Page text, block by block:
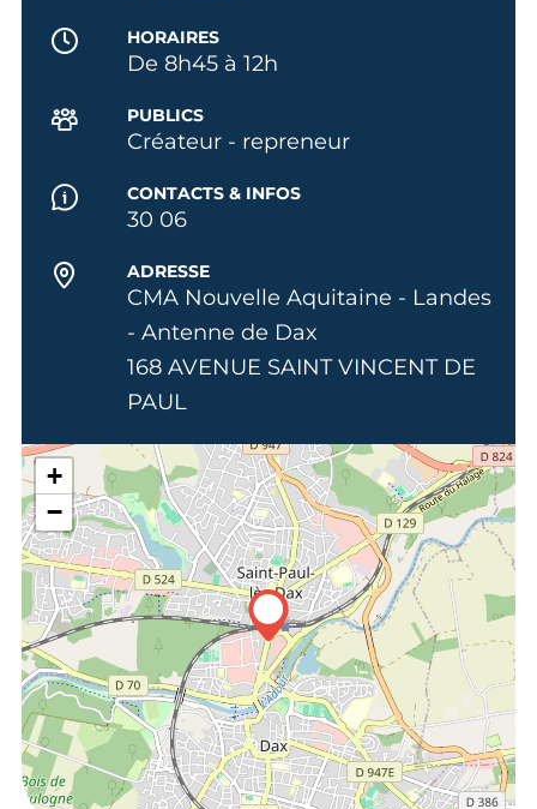
HORAIRES
De 8h45 à 12h
PUBLICS
Créateur - repreneur
CONTACTS & INFOS
30 06
ADRESSE
CMA Nouvelle Aquitaine - Landes
- Antenne de Dax
168 AVENUE SAINT VINCENT DE
PAUL
+
−